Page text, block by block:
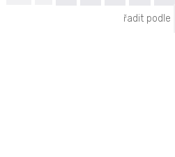
řadit podle